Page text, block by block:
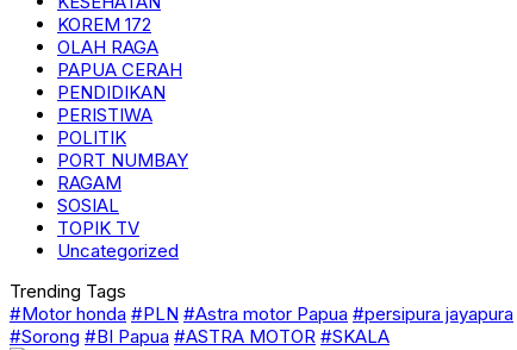
KOREM 172
OLAH RAGA
PAPUA CERAH
PENDIDIKAN
PERISTIWA
POLITIK
PORT NUMBAY
RAGAM
SOSIAL
TOPIK TV
Uncategorized
Trending Tags
#Motor honda #PLN #Astra motor Papua #persipura jayapura
#Sorong #BI Papua #ASTRA MOTOR #SKALA